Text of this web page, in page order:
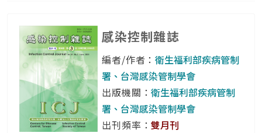
感染控制雜誌
編者/作者：衛生福利部疾病管制
署、台灣感染管制學會
出版機關：衛生福利部疾病管制
署、台灣感染管制學會
出刊頻率：雙月刊